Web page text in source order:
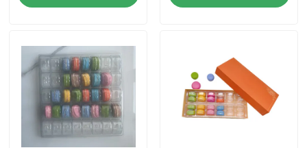
Werksbesichtigung
Qualitätskontrolle